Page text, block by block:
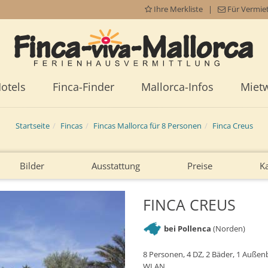
Ihre Merkliste | Für
Finca-Finder Mallorca-Infos
Startseite Fincas Fincas Mallorca für 8 Personen Finca Creus
Bilder Ausstattung Preise
FINCA CREUS
bei Pollenca (Norden)
8 Personen, 4 DZ, 2 Bäder, 1